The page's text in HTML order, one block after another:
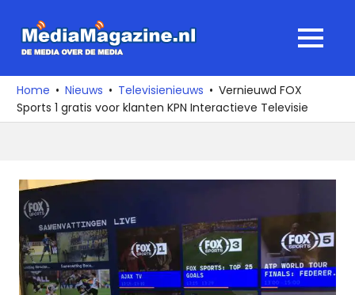
naar
media
over
de
MENU
Home Nieuws Televisienieuws
Vernieuwd FOX
Sports 1 gratis voor klanten KPN Interactieve Televisie